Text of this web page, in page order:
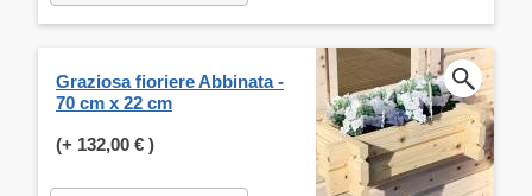
Graziosa fioriere Abbinata -
70 cm x 22 cm
(+ 132,00 € )